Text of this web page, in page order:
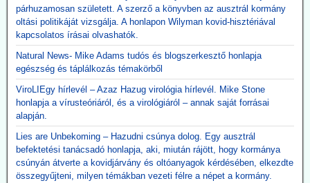
párhuzamosan született. A szerző a könyvben az ausztrál kormány
oltási politikáját vizsgálja. A honlapon Wilyman kovid-hisztériával
kapcsolatos írásai olvashatók.
Natural News- Mike Adams tudós és blogszerkesztő honlapja
egészség és táplálkozás témakörből
ViroLIEgy hírlevél – Azaz Hazug virológia hírlevél. Mike Stone
honlapja a vírusteóriáról, és a virológiáról – annak saját forrásai
alapján.
Lies are Unbekoming – Hazudni csúnya dolog. Egy ausztrál
befektetési tanácsadó honlapja, aki, miután rájött, hogy kormánya
csúnyán átverte a kovidjárvány és oltóanyagok kérdésében, elkezdte
összegyűjteni, milyen témákban vezeti félre a népet a kormány.